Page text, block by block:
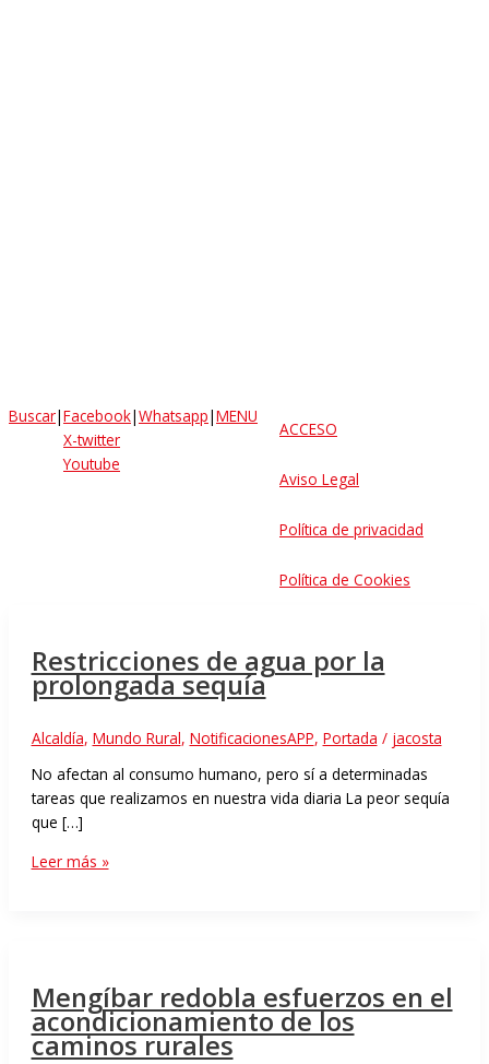
Buscar|Facebook
X-twitter
Youtube
|Whatsapp|MENU
ACCESO
Aviso Legal
Política de privacidad
Política de Cookies
Restricciones de agua por la
prolongada sequía
Alcaldía, Mundo Rural, NotificacionesAPP, Portada / jacosta
No afectan al consumo humano, pero sí a determinadas
tareas que realizamos en nuestra vida diaria La peor sequía
que […]
Leer más »
Mengíbar redobla esfuerzos en el
acondicionamiento de los
caminos rurales